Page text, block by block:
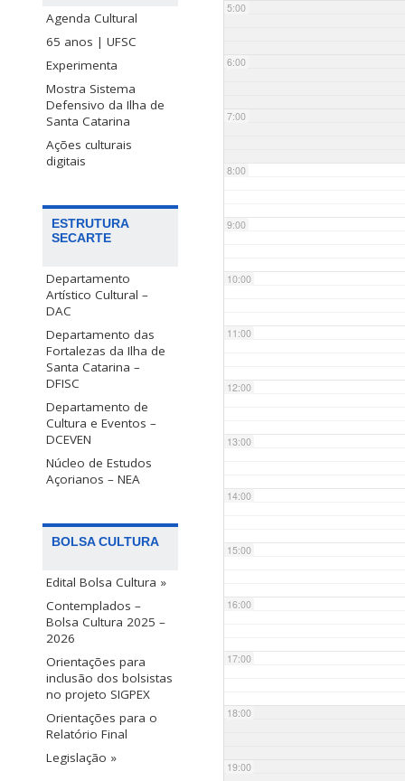
Agenda Cultural
65 anos | UFSC
Experimenta
Mostra Sistema
Defensivo da Ilha de
Santa Catarina
Ações culturais
digitais
ESTRUTURA
SECARTE
Departamento
Artístico Cultural –
DAC
Departamento das
Fortalezas da Ilha de
Santa Catarina –
DFISC
Departamento de
Cultura e Eventos –
DCEVEN
Núcleo de Estudos
Açorianos – NEA
BOLSA CULTURA
Edital Bolsa Cultura »
Contemplados –
Bolsa Cultura 2025 –
2026
Orientações para
inclusão dos bolsistas
no projeto SIGPEX
Orientações para o
Relatório Final
Legislação »
5:00
6:00
7:00
8:00
9:00
10:00
11:00
12:00
13:00
14:00
15:00
16:00
17:00
18:00
19:00